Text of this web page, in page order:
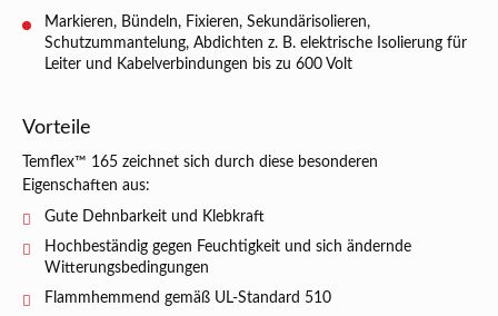
Markieren, Bündeln, Fixieren, Sekundärisolieren,
Schutzummantelung, Abdichten z. B. elektrische Isolierung für
Leiter und Kabelverbindungen bis zu 600 Volt
Vorteile
Temflex™ 165 zeichnet sich durch diese besonderen
Eigenschaften aus:
Gute Dehnbarkeit und Klebkraft
Hochbeständig gegen Feuchtigkeit und sich ändernde
Witterungsbedingungen
Flammhemmend gemäß UL-Standard 510